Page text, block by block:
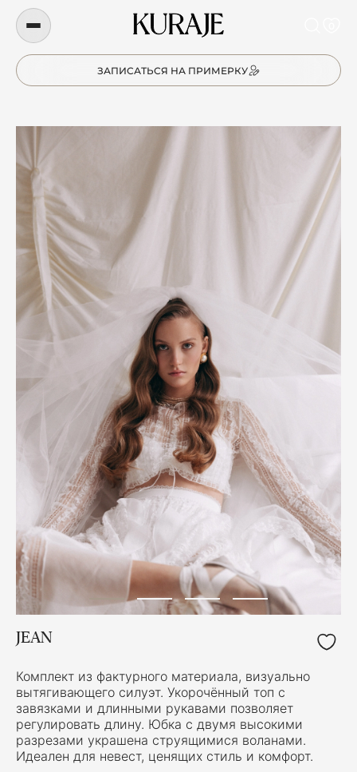
ЗАПИСАТЬСЯ НА ПРИМЕРКУ
JEAN
Комплект из фактурного материала, визуально
вытягивающего силуэт. Укорочённый топ с
завязками и длинными рукавами позволяет
регулировать длину. Юбка с двумя высокими
разрезами украшена струящимися воланами.
Идеален для невест, ценящих стиль и комфорт.